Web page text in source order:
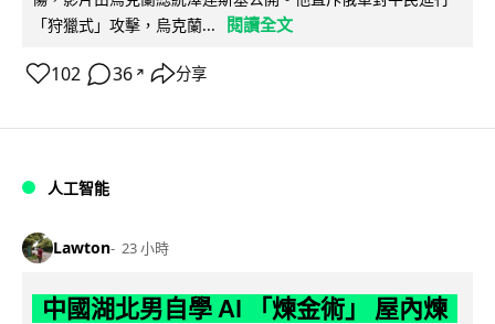
「狩獵式」攻擊，烏克蘭...
閱讀全文
102 36 ↗ 分享
人工智能
Lawton 23 小時
中國湖北男自學 AI 「煉金術」 屋內煉